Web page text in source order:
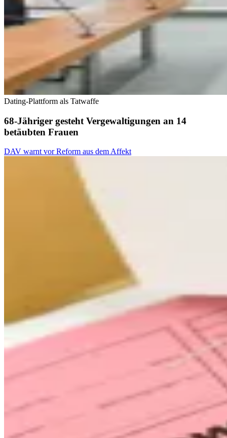
Dating-Plattform als Tatwaffe
68-Jähriger gesteht Vergewaltigungen an 14
betäubten Frauen
DAV warnt vor Reform aus dem Affekt